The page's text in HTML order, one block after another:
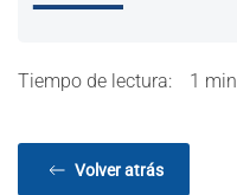
Tiempo de lectura: 1 min
Volver atrás